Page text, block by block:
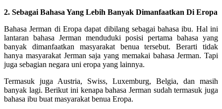
2. Sebagai Bahasa Yang Lebih Banyak Dimanfaatkan Di Eropa
Bahasa Jerman di Eropa dapat dibilang sebagai bahasa ibu. Hal ini
lantaran bahasa Jerman menduduki posisi pertama bahasa yang
banyak dimanfaatkan masyarakat benua tersebut. Berarti tidak
hanya masyarakat Jerman saja yang memakai bahasa Jerman. Tapi
juga sebagian negara uni eropa yang lainnya.
Termasuk juga Austria, Swiss, Luxemburg, Belgia, dan masih
banyak lagi. Berikut ini kenapa bahasa Jerman sudah termasuk juga
bahasa ibu buat masyarakat benua Eropa.